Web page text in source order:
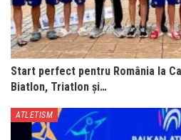
Start perfect pentru România la
Biatlon, Triatlon și…
ATLETISM